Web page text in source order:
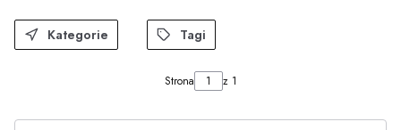
Kategorie Tagi
Strona z 1